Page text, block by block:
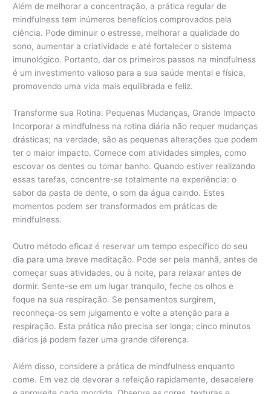
Além de melhorar a concentração, a prática regular de
mindfulness tem inúmeros benefícios comprovados pela
ciência. Pode diminuir o estresse, melhorar a qualidade do
sono, aumentar a criatividade e até fortalecer o sistema
imunológico. Portanto, dar os primeiros passos na mindfulness
é um investimento valioso para a sua saúde mental e física,
promovendo uma vida mais equilibrada e feliz.
Transforme sua Rotina: Pequenas Mudanças, Grande Impacto
Incorporar a mindfulness na rotina diária não requer mudanças
drásticas; na verdade, são as pequenas alterações que podem
ter o maior impacto. Comece com atividades simples, como
escovar os dentes ou tomar banho. Quando estiver realizando
essas tarefas, concentre-se totalmente na experiência: o
sabor da pasta de dente, o som da água caindo. Estes
momentos podem ser transformados em práticas de
mindfulness.
Outro método eficaz é reservar um tempo específico do seu
dia para uma breve meditação. Pode ser pela manhã, antes de
começar suas atividades, ou à noite, para relaxar antes de
dormir. Sente-se em um lugar tranquilo, feche os olhos e
foque na sua respiração. Se pensamentos surgirem,
reconheça-os sem julgamento e volte a atenção para a
respiração. Esta prática não precisa ser longa; cinco minutos
diários já podem fazer uma grande diferença.
Além disso, considere a prática de mindfulness enquanto
come. Em vez de devorar a refeição rapidamente, desacelere